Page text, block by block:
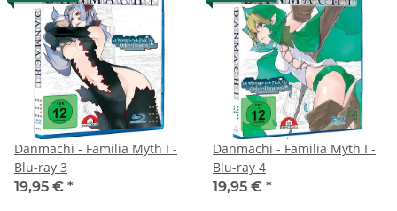
Danmachi - Familia Myth I -
Blu-ray 3
19,95 € *
Danmachi - Familia Myth I -
Blu-ray 4
19,95 € *